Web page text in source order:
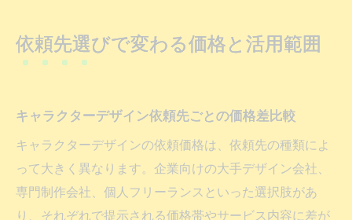
依頼先選びで変わる価格と活用範囲
キャラクターデザイン依頼先ごとの価格差比較
キャラクターデザインの依頼価格は、依頼先の種類によ
って大きく異なります。企業向けの大手デザイン会社、
専門制作会社、個人フリーランスといった選択肢があ
り、それぞれで提示される価格帯やサービス内容に差が